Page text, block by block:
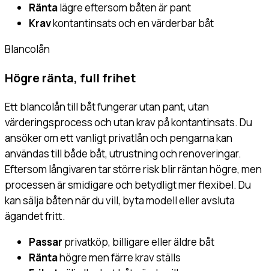
Räntalägre eftersom båten är pant
Kravkontantinsats och en värderbar båt
Blancolån
Högre ränta, full frihet
Ett blancolån till båt fungerar utan pant, utan
värderingsprocess och utan krav på kontantinsats. Du
ansöker om ett vanligt privatlån och pengarna kan
användas till både båt, utrustning och renoveringar.
Eftersom långivaren tar större risk blir räntan högre, men
processen är smidigare och betydligt mer flexibel. Du
kan sälja båten när du vill, byta modell eller avsluta
ägandet fritt.
Passar privatköp, billigare eller äldre båt
Räntahögre men färre krav ställs